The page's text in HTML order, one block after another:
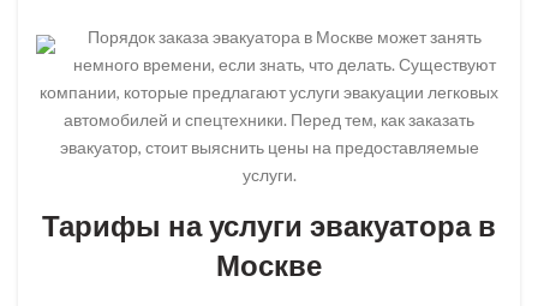
Порядок заказа эвакуатора в Москве может занять
немного времени, если знать, что делать. Существуют
компании, которые предлагают услуги эвакуации легковых
автомобилей и спецтехники. Перед тем, как заказать
эвакуатор, стоит выяснить цены на предоставляемые
услуги.
Тарифы на услуги эвакуатора в
Москве